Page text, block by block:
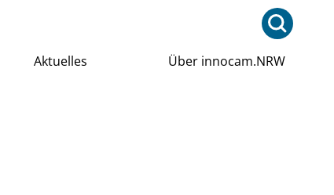
Aktuelles Über innocam.NRW